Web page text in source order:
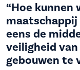
“Hoe kunnen
eens de
veiligheid van
gebouwen te